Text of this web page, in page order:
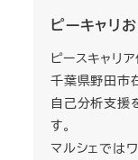
ピーキャリ
ピースキャリ
千葉県野田市
自己分析支援
す。
マルシェでは